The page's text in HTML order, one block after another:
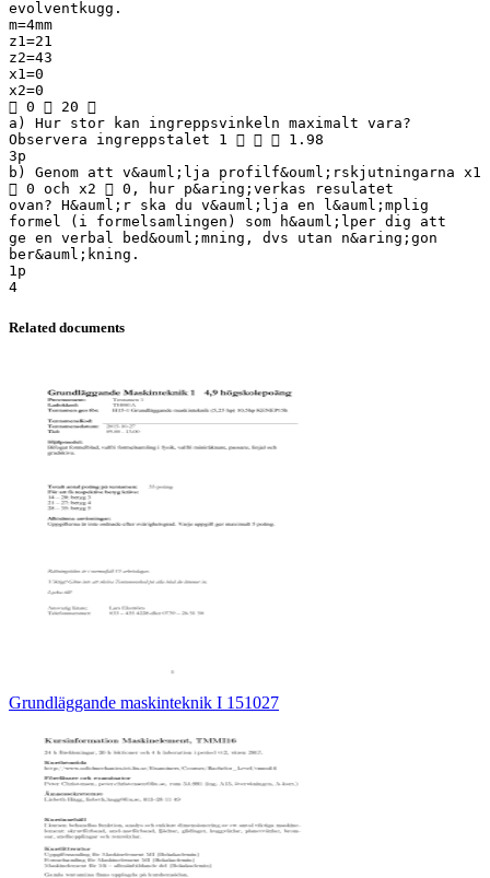
evolventkugg.
m=4mm
z1=21
z2=43
x1=0
x2=0
 0  20 
a) Hur stor kan ingreppsvinkeln maximalt vara?
Observera ingreppstalet 1    1.98
3p
b) Genom att v&auml;lja profilf&ouml;rskjutningarna x1
 0 och x2  0, hur p&aring;verkas resulatet
ovan? H&auml;r ska du v&auml;lja en l&auml;mplig
formel (i formelsamlingen) som h&auml;lper dig att
ge en verbal bed&ouml;mning, dvs utan n&aring;gon
ber&auml;kning.
1p
Related documents
Grundläggande maskinteknik I 151027